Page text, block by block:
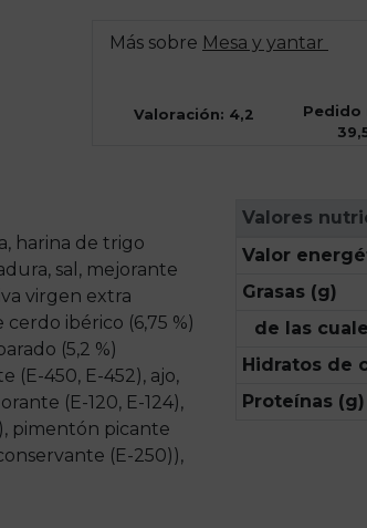
Más sobre Mesa y yantar
Valoración: 4,2
Pedido
harina de trigo
sal, mejorante
virgen extra
cerdo ibérico (6,75 %)
(5,2 %)
(E-450, E-452), ajo,
(E-120, E-124),
pimentón picante
(E-250)),
Valores
Valor
Grasas (g)
de las
Hidratos de
Proteínas (g)